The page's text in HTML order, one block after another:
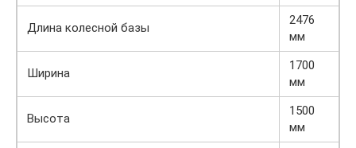
Длина колесной базы
2476
мм
Ширина
1700
мм
Высота
1500
мм